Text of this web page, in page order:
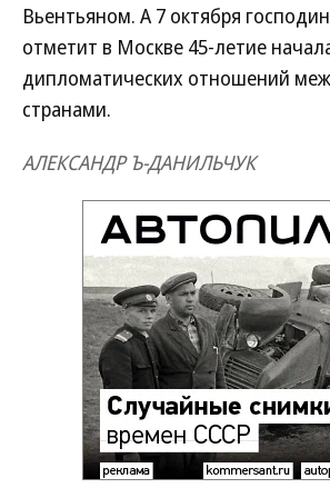
Вьентьяном. А 7 октября
отметит в Москве 45-летие
дипломатических отношений
странами.
АЛЕКСАНДР Ъ-ДАНИЛЬЧУК